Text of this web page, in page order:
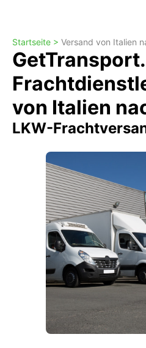
Startseite > Versand von Italien
von Italien
LKW-